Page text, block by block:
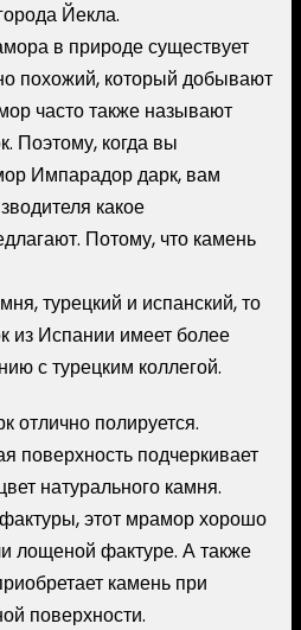
Йекла.
в природе существует
похожий, который добывают
часто также называют
Поэтому, когда вы
Импарадор дарк, вам
какое
Потому, что камень
турецкий и испанский, то
из Испании имеет более
с турецким коллегой.
полируется.
поверхность подчеркивает
натурального камня.
этот мрамор хорошо
лощеной фактуре. А также
камень при
поверхности.